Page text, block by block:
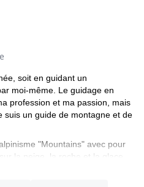
de courtes sections de
soit en guidant un
moi-même. Le guidage en
profession et ma passion, mais
suis un guide de montagne et de
"Mountains" avec pour
la neige, la roche et la glace.
ratio client/guide, un